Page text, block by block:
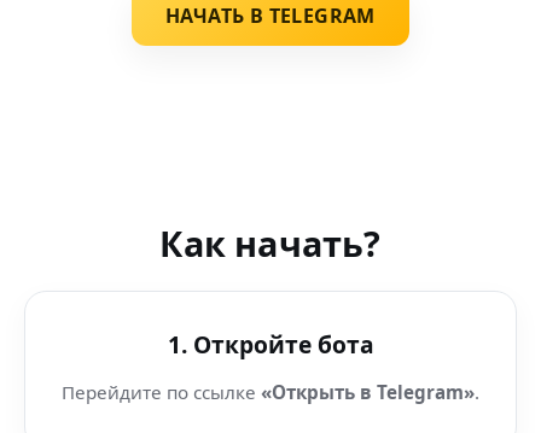
НАЧАТЬ В TELEGRAM
Как начать?
1. Откройте бота
Перейдите по ссылке «Открыть в Telegram».